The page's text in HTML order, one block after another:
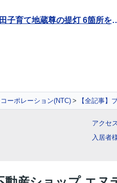
「西早稲田子育て地蔵尊の提
ーポレーション(NTC) 【全記事】
アクセ
入居者